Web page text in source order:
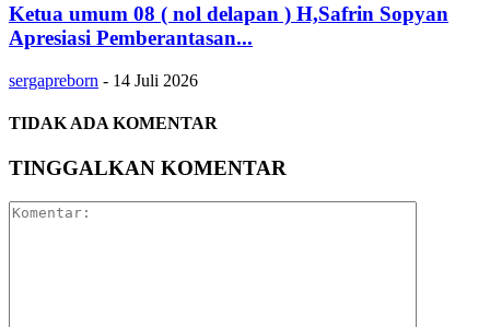
Ketua umum 08 ( nol delapan ) H,Safrin Sopyan
Apresiasi Pemberantasan...
sergapreborn - 14 Juli 2026
TIDAK ADA KOMENTAR
TINGGALKAN KOMENTAR